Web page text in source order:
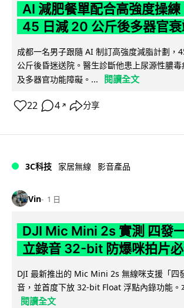
AI 減肥餐單配合高強度操
45 日減 20 公斤後多器官
成都一名男子跟隨 AI 制訂高強度減脂計劃，
公斤後昏迷送院。醫生診斷他患上尿源性膿
及多器官功能障礙。...
閱讀全文
22 4 ↗ 分享
3C科技 家居無線 影音產品
Vin 1 日
DJI Mic Mini 2s 實測 四發
立錄音 32-bit 防爆咪拍片
DJI 最新推出的 Mic Mini 2s 無線咪支援「四
音，並首度下放 32-bit Float 浮點內錄功能。
閱讀全文